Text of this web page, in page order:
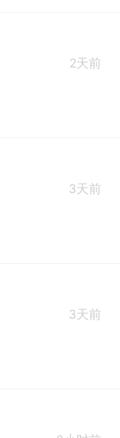
2天前
3天前
3天前